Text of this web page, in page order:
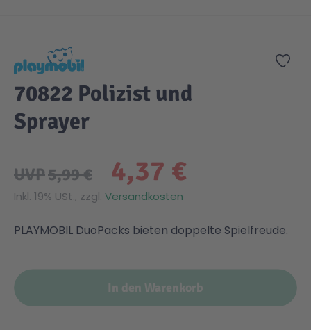
Zur
70822 Polizist und
Sprayer
4,37 €
UVP5,99 €
Inkl. 19% USt., zzgl. Versandkosten
PLAYMOBIL DuoPacks bieten doppelte Spielfreude.
In den Warenkorb